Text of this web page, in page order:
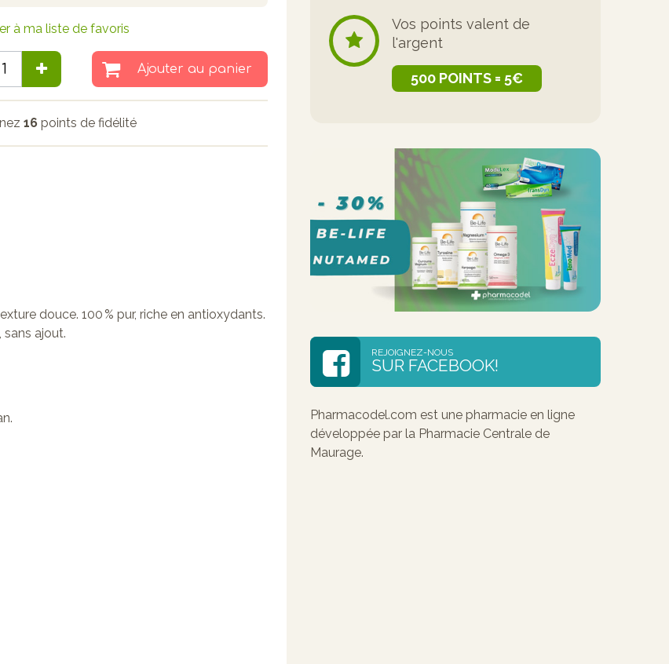
à ma liste de favoris
Ajouter au panier
16 points de fidélité
douce. 100 % pur, riche en antioxydants.
ajout.
Vos points valent de
l'argent
500 POINTS = 5€
REJOIGNEZ-NOUS
SUR FACEBOOK!
Pharmacodel.com est une pharmacie en ligne
développée par la Pharmacie Centrale de
Maurage.